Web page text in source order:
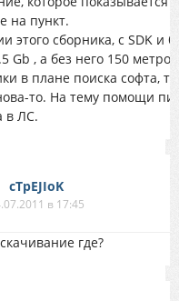
на пункт.
этого сборника, с SDK и
Gb , а без него 150 метров
в плане поиска софта, т.к
то. На тему помощи
в ЛС.
cTpEJIoK
в 17:45
где?